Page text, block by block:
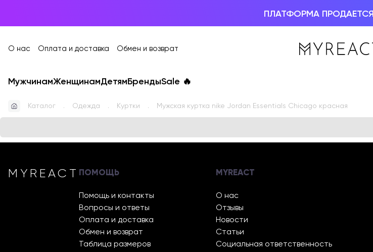
ПЛАТФОРМА ПРОДАЕТСЯ
О нас Оплата и доставка Обмен и возврат
МужчинамЖенщинамДетям БрендыSale 🔥
Каталог Одежда Куртки Мужская куртка nike Jordan Essentials Chicago красная
MYREACT ПОМОЩЬ
Помощь и контакты
Вопросы и ответы
Оплата и доставка
Обмен и возврат
Таблица размеров
MYREACT
О нас
Отзывы
Новости
Статьи
Социальная ответственность